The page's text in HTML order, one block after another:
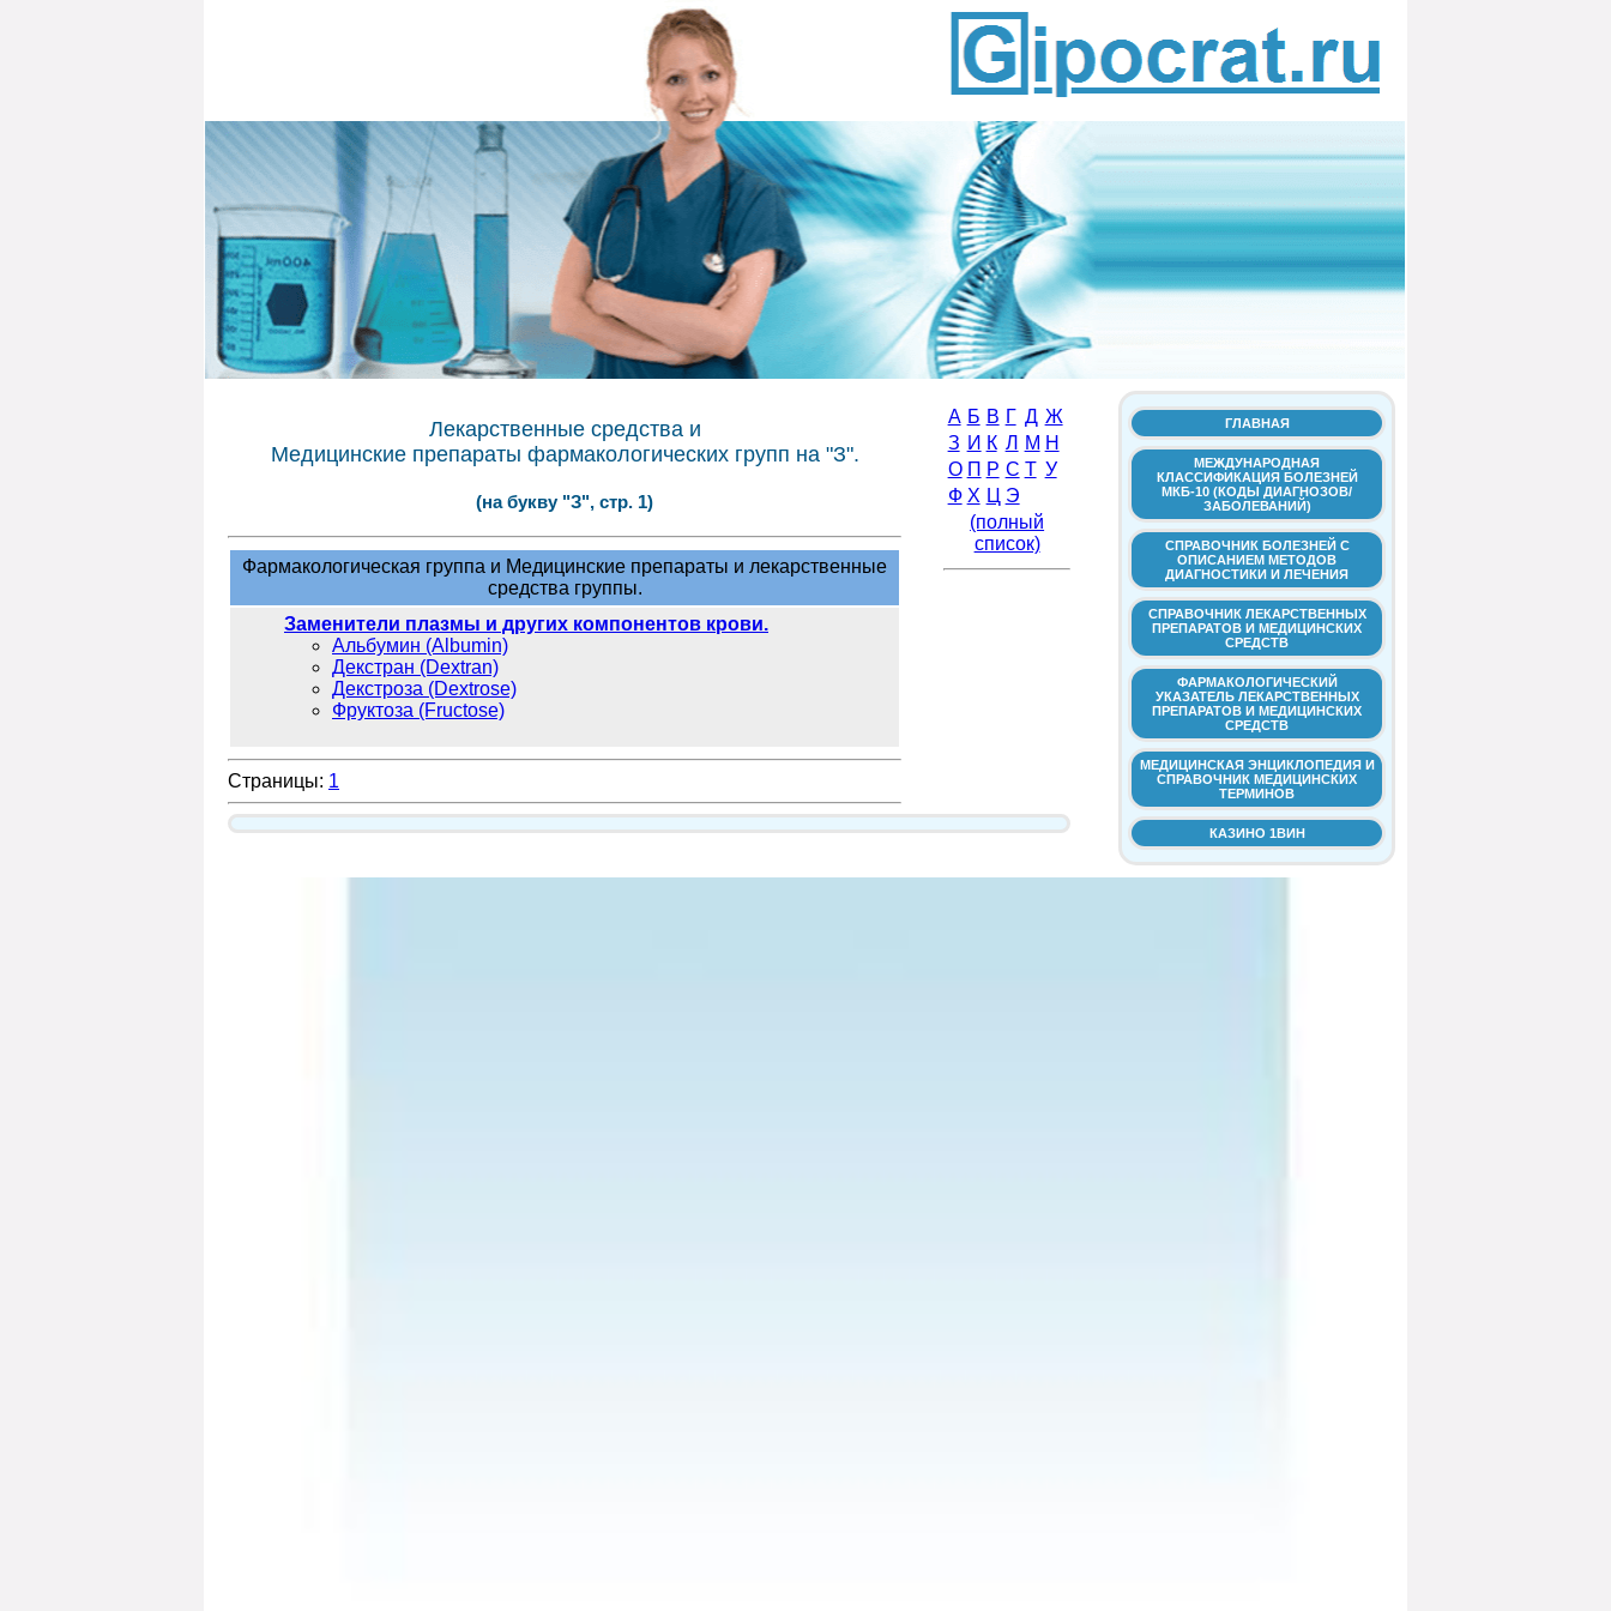
Лекарственные средства и
Медицинские препараты фармакологических групп на "З".
(на букву "З", стр. 1)
Фармакологическая группа и Медицинские препараты и лекарственные
средства группы.
Заменители плазмы и других компонентов крови.
Альбумин (Albumin)
Декстран (Dextran)
Декстроза (Dextrose)
Фруктоза (Fructose)
Страницы: 1
А Б В Г Д Ж
З И К Л М Н
О П Р С Т У
Ф Х Ц Э
(полный
список)
ГЛАВНАЯ
МЕЖДУНАРОДНАЯ
КЛАССИФИКАЦИЯ БОЛЕЗНЕЙ
МКБ-10 (КОДЫ ДИАГНОЗОВ/
ЗАБОЛЕВАНИЙ)
СПРАВОЧНИК БОЛЕЗНЕЙ С
ОПИСАНИЕМ МЕТОДОВ
ДИАГНОСТИКИ И ЛЕЧЕНИЯ
СПРАВОЧНИК ЛЕКАРСТВЕННЫХ
ПРЕПАРАТОВ И МЕДИЦИНСКИХ
СРЕДСТВ
ФАРМАКОЛОГИЧЕСКИЙ
УКАЗАТЕЛЬ ЛЕКАРСТВЕННЫХ
ПРЕПАРАТОВ И МЕДИЦИНСКИХ
СРЕДСТВ
МЕДИЦИНСКАЯ ЭНЦИКЛОПЕДИЯ И
СПРАВОЧНИК МЕДИЦИНСКИХ
ТЕРМИНОВ
КАЗИНО 1ВИН